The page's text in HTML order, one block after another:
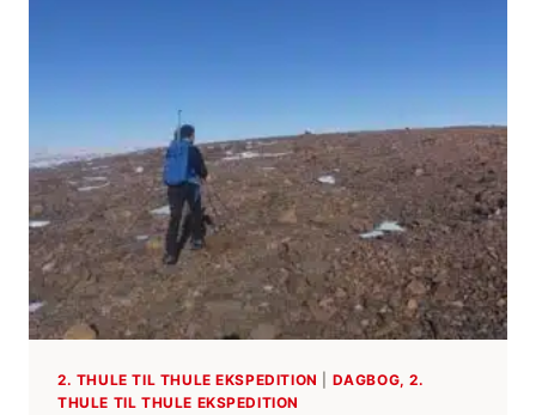
2. THULE TIL THULE EKSPEDITION
DAGBOG, 2.
THULE TIL THULE EKSPEDITION